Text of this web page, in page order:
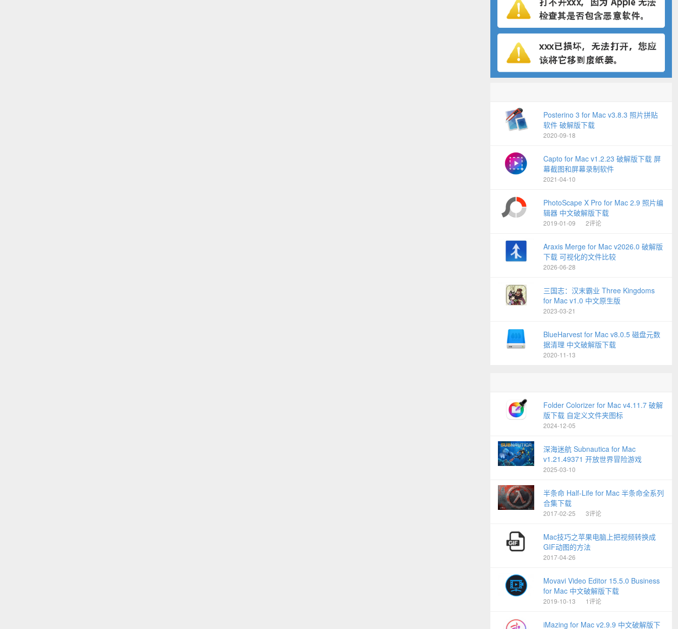
Posterino 3 for Mac v3.8.3 照片拼贴
软件 破解版下载
2020-09-18
Capto for Mac v1.2.23 破解版下载 屏
幕截图和屏幕录制软件
2021-04-10
PhotoScape X Pro for Mac 2.9 照片编
辑器 中文破解版下载
2019-01-09 2评论
Araxis Merge for Mac v2026.0 破解版
下载 可视化的文件比较
2026-06-28
三国志：汉末霸业 Three Kingdoms
for Mac v1.0 中文原生版
2023-03-21
BlueHarvest for Mac v8.0.5 磁盘元数
据清理 中文破解版下载
2020-11-13
Folder Colorizer for Mac v4.11.7 破解
版下载 自定义文件夹图标
2024-12-05
深海迷航 Subnautica for Mac
v1.21.49371 开放世界冒险游戏
2025-03-10
半条命 Half-Life for Mac 半条命全系列
合集下载
2017-02-25 3评论
Mac技巧之苹果电脑上把视频转换成
GIF动图的方法
2017-04-26
Movavi Video Editor 15.5.0 Business
for Mac 中文破解版下载
2019-10-13 1评论
iMazing for Mac v2.9.9 中文破解版下